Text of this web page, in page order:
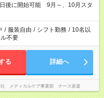
希望に沿ったお仕事をご紹介し
時間。 合計で週40時間を超える
後に開始可能 9月～、10月スタ
/ 服装自由 / シフト勤務 / 10名以
不要
る 詳細へ
社 メディカルケア事業部 ナース派遣